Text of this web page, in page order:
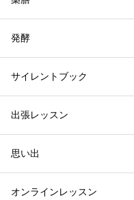
発酵
サイレントブック
出張レッスン
思い出
オンラインレッスン